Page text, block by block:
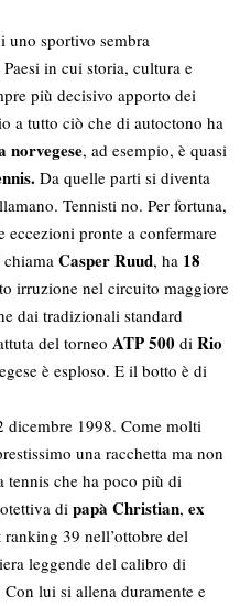
uno sportivo sembra
in cui storia, cultura e
più decisivo apporto dei
a tutto ciò che di autoctono ha
norvegese, ad esempio, è quasi
Da quelle parti si diventa
Tennisti no. Per fortuna,
eccezioni pronte a confermare
chiama Casper Ruud, ha 18
irruzione nel circuito maggiore
dai tradizionali standard
del torneo ATP 500 di Rio
è esploso. E il botto è di
dicembre 1998. Come molti
una racchetta ma non
tennis che ha poco più di
di papà Christian, ex
39 nell’ottobre del
leggende del calibro di
lui si allena duramente e